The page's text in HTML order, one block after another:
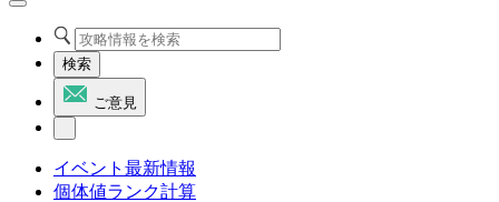
検索
ご意見
イベント最新情報
個体値ランク計算